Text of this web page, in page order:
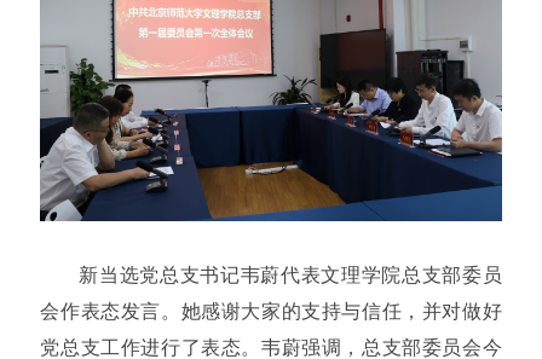
新当选党总支书记韦蔚代表文理学院总支部委员
会作表态发言。她感谢大家的支持与信任，并对做好
党总支工作进行了表态。韦蔚强调，总支部委员会今